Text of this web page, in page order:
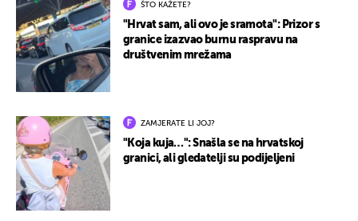
ŠTO KAŽETE?
"Hrvat sam, ali ovo je sramota": Prizor s
granice izazvao burnu raspravu na
društvenim mrežama
ZAMJERATE LI JOJ?
"Koja kuja…": Snašla se na hrvatskoj
granici, ali gledatelji su podijeljeni